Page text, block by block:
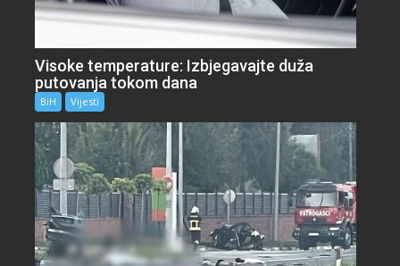
Visoke temperature: Izbjegavajte duža
putovanja tokom dana
BiH Vijesti